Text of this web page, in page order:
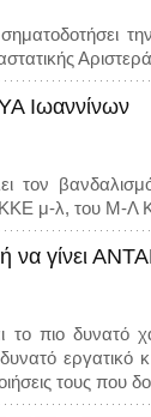
την
Ιωαννίνων
τον
ΚΚΕ μ-λ, του Μ-
να γίνει
πιο δυνατό
εργατικό
τους που